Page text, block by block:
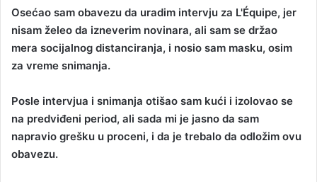
Osećao sam obavezu da uradim intervju za L'Équipe, jer
nisam želeo da izneverim novinara, ali sam se držao
mera socijalnog distanciranja, i nosio sam masku, osim
za vreme snimanja.
Posle intervjua i snimanja otišao sam kući i izolovao se
na predviđeni period, ali sada mi je jasno da sam
napravio grešku u proceni, i da je trebalo da odložim ovu
obavezu.